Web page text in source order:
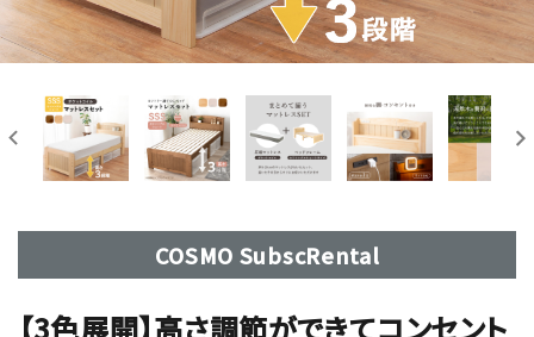
COSMO SubscRental
【3色展開】高さ調節ができてコンセント